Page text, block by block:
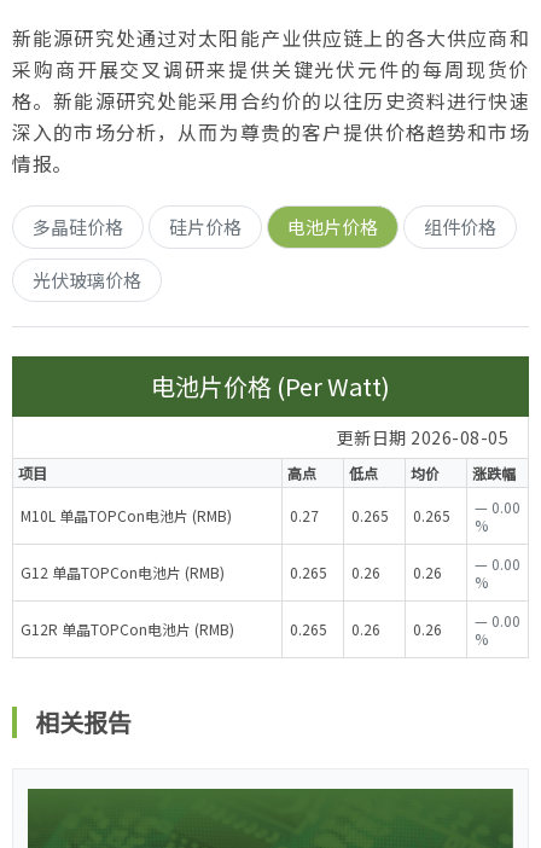
新能源研究处通过对太阳能产业供应链上的各大供应商和
采购商开展交叉调研来提供关键光伏元件的每周现货价
格。新能源研究处能采用合约价的以往历史资料进行快速
深入的市场分析，从而为尊贵的客户提供价格趋势和市场
情报。
多晶硅价格 硅片价格 电池片价格 组件价格
光伏玻璃价格
电池片价格 (Per Watt)
更新日期 2026-08-05
项目 高点 低点 均价 涨跌幅
M10L 单晶TOPCon电池片 (RMB) 0.27 0.265 0.265 — 0.00
%
G12 单晶TOPCon电池片 (RMB) 0.265 0.26 0.26 — 0.00
%
G12R 单晶TOPCon电池片 (RMB) 0.265 0.26 0.26 — 0.00
%
相关报告